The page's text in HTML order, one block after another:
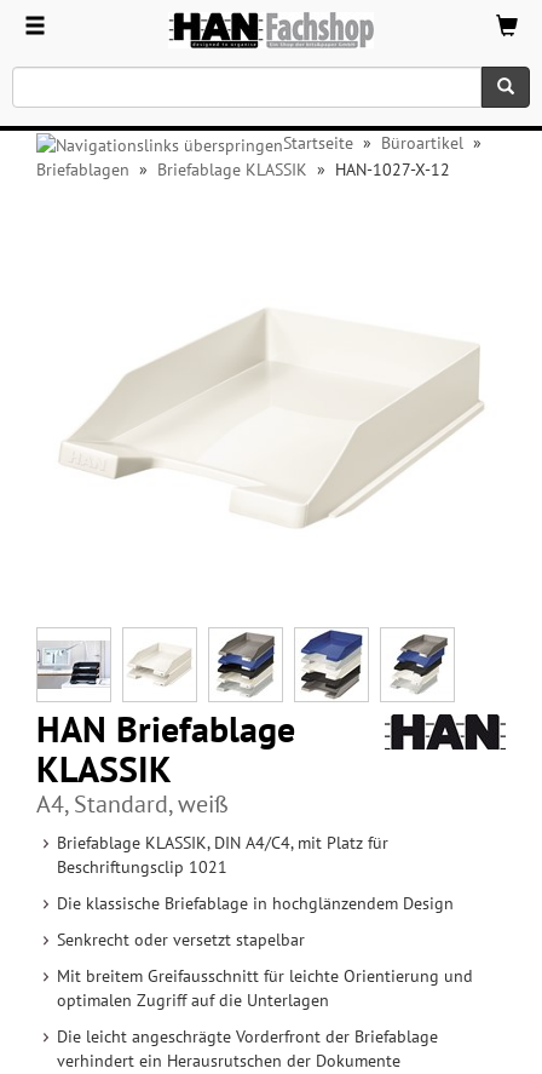
Startseite » Büroartikel »
Briefablagen » Briefablage KLASSIK » HAN-1027-X-12
HAN Briefablage
KLASSIK
A4, Standard, weiß
Briefablage KLASSIK, DIN A4/C4, mit Platz für
Beschriftungsclip 1021
Die klassische Briefablage in hochglänzendem Design
Senkrecht oder versetzt stapelbar
Mit breitem Greifausschnitt für leichte Orientierung und
optimalen Zugriff auf die Unterlagen
Die leicht angeschrägte Vorderfront der Briefablage
verhindert ein Herausrutschen der Dokumente